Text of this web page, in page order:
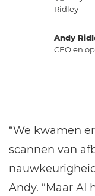
Andy
CEO en
“We kwamen
scannen van
Andy. “Maar